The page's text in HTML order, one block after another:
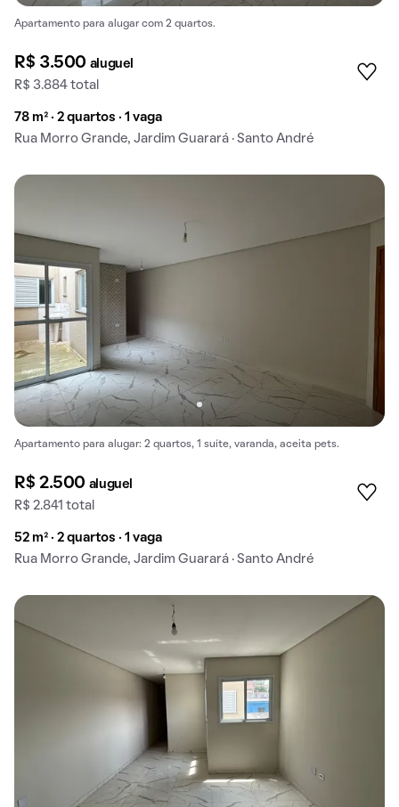
Apartamento para alugar com 2 quartos.
R$ 3.500 aluguel
R$ 3.884 total
78 m² · 2 quartos · 1 vaga
Rua Morro Grande, Jardim Guarará · Santo André
Apartamento para alugar: 2 quartos, 1 suíte, varanda, aceita pets.
R$ 2.500 aluguel
R$ 2.841 total
52 m² · 2 quartos · 1 vaga
Rua Morro Grande, Jardim Guarará · Santo André